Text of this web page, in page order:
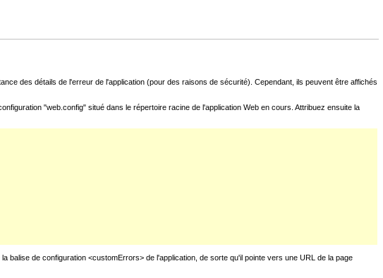
des détails de l'erreur de l'application (pour des raisons de sécurité). Cependant, ils peuvent être affichés
"web.config" situé dans le répertoire racine de l'application Web en cours. Attribuez ensuite la
de configuration <customErrors> de l'application, de sorte qu'il pointe vers une URL de la page